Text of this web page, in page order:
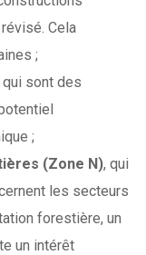
Cela
;
qui sont des
;
(Zone N), qui
les secteurs
forestière, un
un intérêt